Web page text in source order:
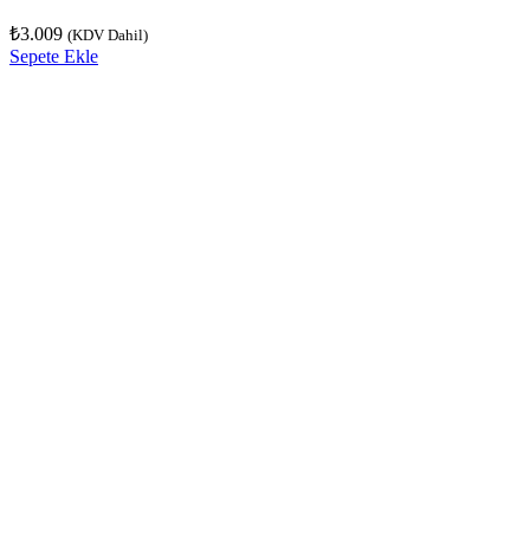
₺3.009 (KDV Dahil)
Sepete Ekle